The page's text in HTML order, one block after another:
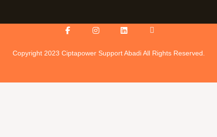
Facebook-
f
InstagramLinkedinIcon-
youtube-
Copyright 2023 Ciptapower Support Abadi All Rights Reserved.